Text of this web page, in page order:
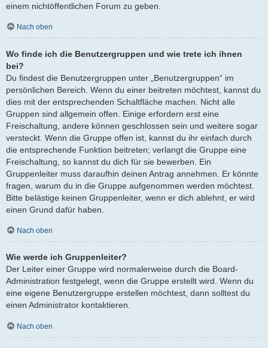
einem nichtöffentlichen Forum zu geben.
Nach oben
Wo finde ich die Benutzergruppen und wie trete ich ihnen
bei?
Du findest die Benutzergruppen unter „Benutzergruppen“ im
persönlichen Bereich. Wenn du einer beitreten möchtest, kannst du
dies mit der entsprechenden Schaltfläche machen. Nicht alle
Gruppen sind allgemein offen. Einige erfordern erst eine
Freischaltung, andere können geschlossen sein und weitere sogar
versteckt. Wenn die Gruppe offen ist, kannst du ihr einfach durch
die entsprechende Funktion beitreten; verlangt die Gruppe eine
Freischaltung, so kannst du dich für sie bewerben. Ein
Gruppenleiter muss daraufhin deinen Antrag annehmen. Er könnte
fragen, warum du in die Gruppe aufgenommen werden möchtest.
Bitte belästige keinen Gruppenleiter, wenn er dich ablehnt, er wird
einen Grund dafür haben.
Nach oben
Wie werde ich Gruppenleiter?
Der Leiter einer Gruppe wird normalerweise durch die Board-
Administration festgelegt, wenn die Gruppe erstellt wird. Wenn du
eine eigene Benutzergruppe erstellen möchtest, dann solltest du
einen Administrator kontaktieren.
Nach oben